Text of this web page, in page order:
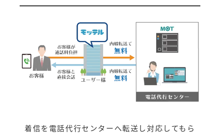
着信を電話代行センターへ転送し対応してもら